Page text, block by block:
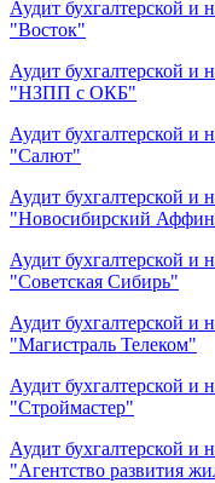
Аудит бухгалтерской
"Восток"
Аудит бухгалтерской и
"НЗПП с ОКБ"
Аудит бухгалтерской
"Салют"
Аудит бухгалтерской и
"Новосибирский
Аудит бухгалтерской и
"Советская Сибирь"
Аудит бухгалтерской и
"Магистраль Телеком"
Аудит бухгалтерской и
"Строймастер"
Аудит бухгалтерской и
"Агентство развития